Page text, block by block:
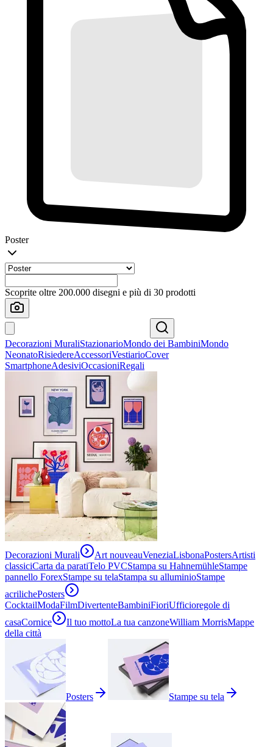
Poster
Scoprite oltre 200.000 disegni e più di 30 prodotti
Decorazioni MuraliStazionarioMondo dei BambiniMondo
NeonatoRisiedereAccessoriVestiarioCover
SmartphoneAdesiviOccasioniRegali
Decorazioni Murali Art nouveauVeneziaLisbonaPostersArtisti
classiciCarta da paratiTelo PVCStampa su HahnemühleStampe
pannello ForexStampe su telaStampa su alluminioStampe
acrilichePosters
CocktailModaFilmDivertenteBambiniFioriUfficioregole di
casaCornice Il tuo mottoLa tua canzoneWilliam MorrisMappe
della città
Posters Stampe su tela